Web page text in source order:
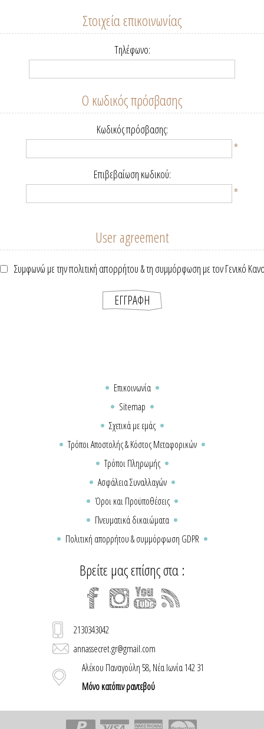
Στοιχεία επικοινωνίας
Τηλέφωνο:
Ο κωδικός πρόσβασης
Κωδικός πρόσβασης:
*
Επιβεβαίωση κωδικού:
*
User agreement
Συμφωνώ με την πολιτική απορρήτου & τη συμμόρφωση με τον Γενικό
Επικοινωνία
Sitemap
Σχετικά με εμάς
Τρόποι Αποστολής & Κόστος Μεταφορικών
Τρόποι Πληρωμής
Ασφάλεια Συναλλαγών
Όροι και Προϋποθέσεις
Πνευματικά δικαιώματα
Πολιτική απορρήτου & συμμόρφωση GDPR
Βρείτε μας επίσης στα :
2130343042
annassecret.gr@gmail.com
Αλέκου Παναγούλη 58, Νέα Ιωνία 142 31
Μόνο κατόπιν ραντεβού